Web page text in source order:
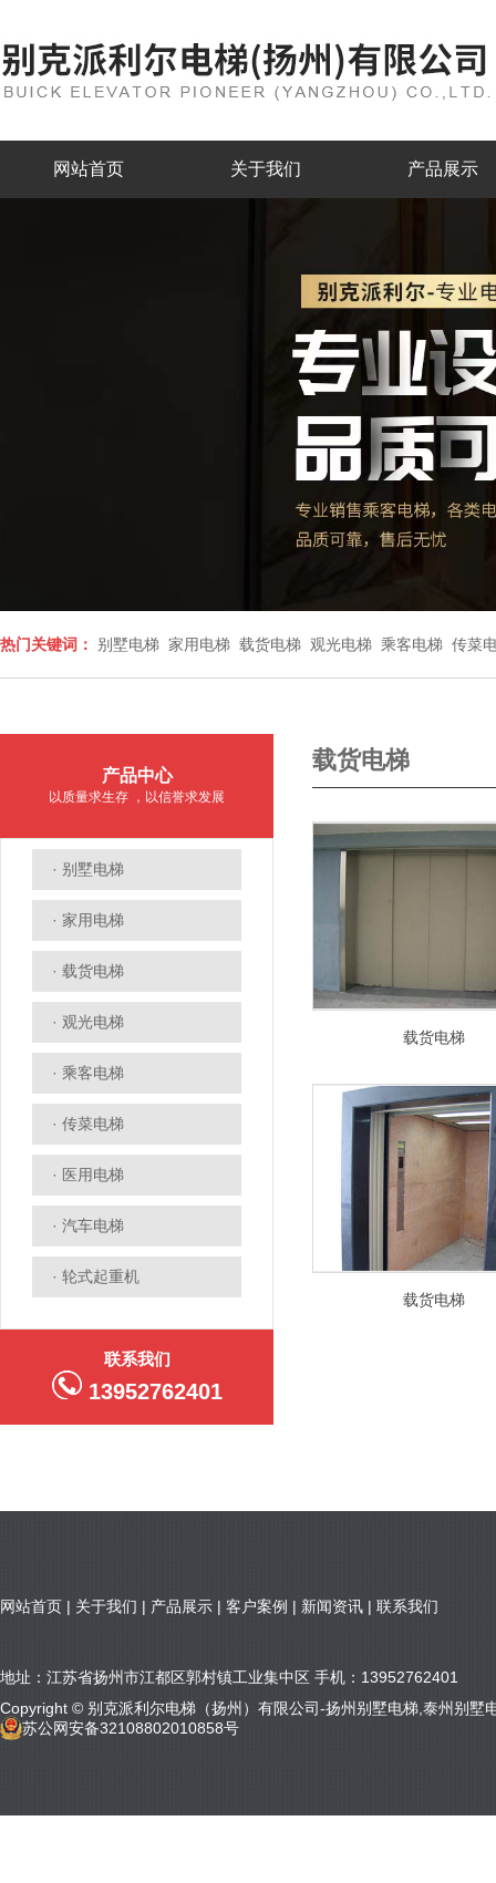
网站首页 关于我们 产品展示
热门关键词： 别墅电梯 家用电梯 载货电梯 观光电梯 乘客电梯 传菜
产品中心
以质量求生存 ，以信誉求发展
· 别墅电梯
· 家用电梯
· 载货电梯
· 观光电梯
· 乘客电梯
· 传菜电梯
· 医用电梯
· 汽车电梯
· 轮式起重机
联系我们
13952762401
载货电梯
载货电梯
载货电梯
网站首页 | 关于我们 | 产品展示 | 客户案例 | 新闻资讯 | 联系我们
地址：江苏省扬州市江都区郭村镇工业集中区 手机：13952762401
Copyright © 别克派利尔电梯（扬州）有限公司-扬州别墅电梯,泰州别墅
苏公网安备32108802010858号